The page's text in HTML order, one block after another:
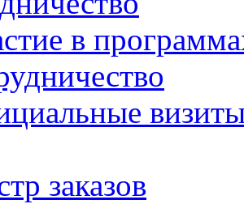
в
заказов